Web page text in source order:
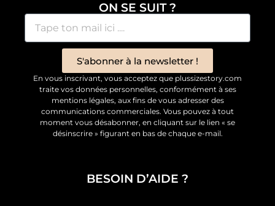
ON SE SUIT ?
S'abonner à la newsletter !
En vous inscrivant, vous acceptez que plussizestory.com
traite vos données personnelles, conformément à ses
mentions légales, aux fins de vous adresser des
communications commerciales. Vous pouvez à tout
moment vous désabonner, en cliquant sur le lien « se
désinscrire » figurant en bas de chaque e-mail.
BESOIN D’AIDE ?